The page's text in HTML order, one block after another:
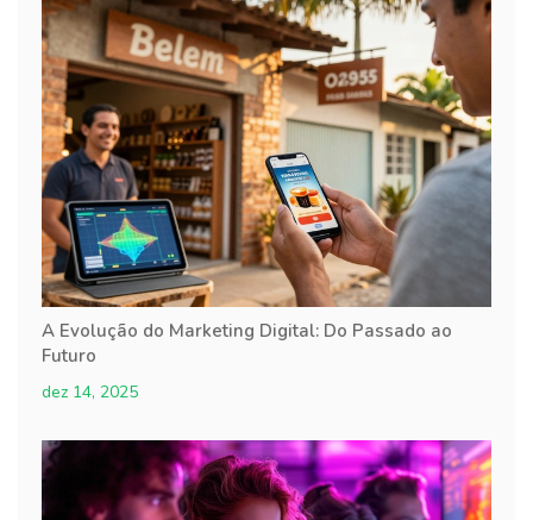
A Evolução do Marketing Digital: Do Passado ao
Futuro
dez 14, 2025